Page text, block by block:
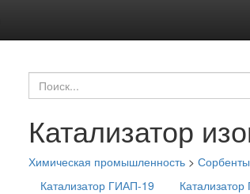
Катализатор
Химическая промышленность >
Катализатор ГИАП-19